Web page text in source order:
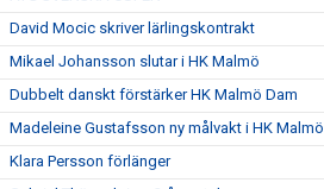
David Mocic skriver lärlingskontrakt
Mikael Johansson slutar i HK Malmö
Dubbelt danskt förstärker HK Malmö Dam
Madeleine Gustafsson ny målvakt i HK Malmö
Klara Persson förlänger